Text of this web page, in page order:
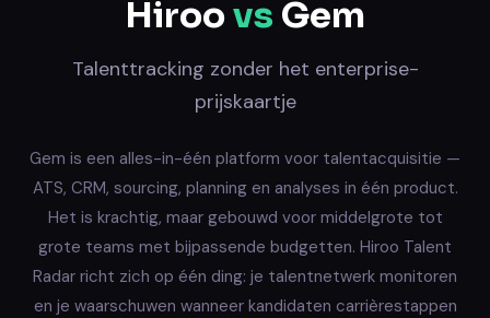
Hiroovs Gem
Talenttracking zonder het enterprise-
prijskaartje
Gem is een alles-in-één platform voor talentacquisitie —
ATS, CRM, sourcing, planning en analyses in één product.
Het is krachtig, maar gebouwd voor middelgrote tot
grote teams met bijpassende budgetten. Hiroo Talent
Radar richt zich op één ding: je talentnetwerk monitoren
en je waarschuwen wanneer kandidaten carrièrestappen